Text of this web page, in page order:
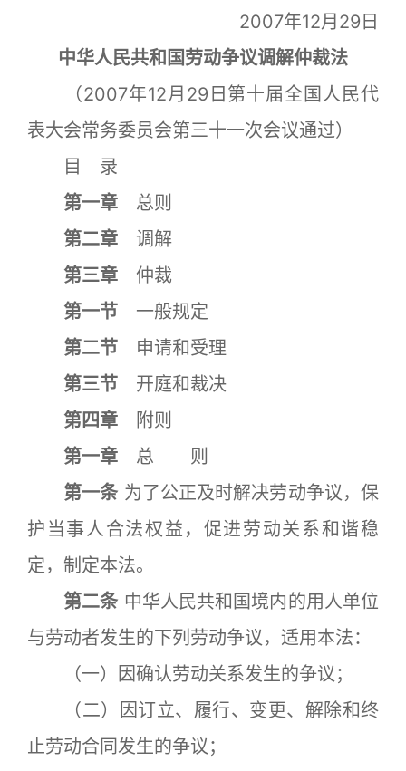
2007年12月29日
中华人民共和国劳动争议调解仲裁法
（2007年12月29日第十届全国人民代
表大会常务委员会第三十一次会议通过）
目 录
第一章 总则
第二章 调解
第三章 仲裁
第一节 一般规定
第二节 申请和受理
第三节 开庭和裁决
第四章 附则
第一章 总 则
第一条 为了公正及时解决劳动争议，保
护当事人合法权益，促进劳动关系和谐稳
定，制定本法。
第二条 中华人民共和国境内的用人单位
与劳动者发生的下列劳动争议，适用本法：
（一）因确认劳动关系发生的争议；
（二）因订立、履行、变更、解除和终
止劳动合同发生的争议；